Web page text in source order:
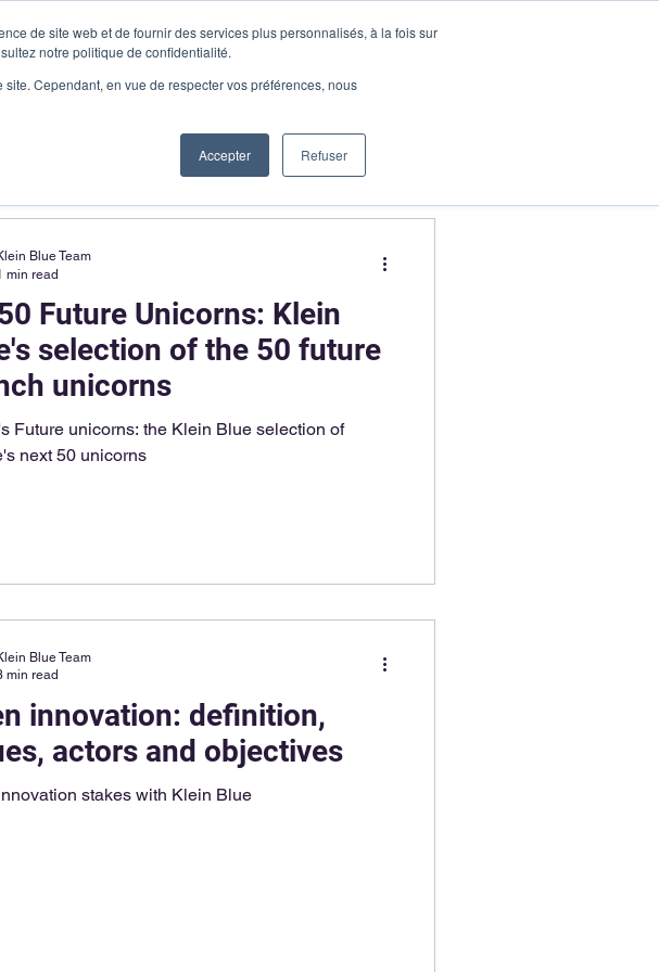
de site web et de fournir des services plus personnalisés, à la fois sur
notre politique de confidentialité.
Cependant, en vue de respecter vos préférences, nous
Accepter Refuser
Ressources Log in Request a demo
Future Unicorns: Klein
selection of the 50 future
unicorns
Future unicorns: the Klein Blue selection of
next 50 unicorns
Blue Team
min read
innovation: definition,
actors and objectives
stakes with Klein Blue
Blue Team
min read